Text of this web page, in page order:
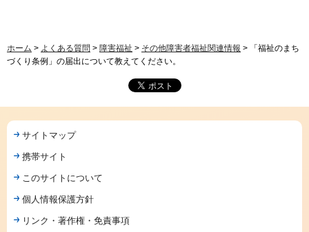
ホーム > よくある質問 > 障害福祉 > その他障害者福祉関連情報 > 「福祉のまち
づくり条例」の届出について教えてください。
サイトマップ
携帯サイト
このサイトについて
個人情報保護方針
リンク・著作権・免責事項